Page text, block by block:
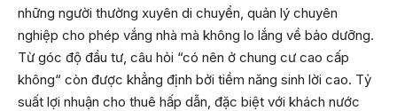
những người thường xuyên di chuyển, quản lý chuyên
nghiệp cho phép vắng nhà mà không lo lắng về bảo dưỡng.
Từ góc độ đầu tư, câu hỏi “có nên ở chung cư cao cấp
không“ còn được khẳng định bởi tiềm năng sinh lời cao. Tỷ
suất lợi nhuận cho thuê hấp dẫn, đặc biệt với khách nước